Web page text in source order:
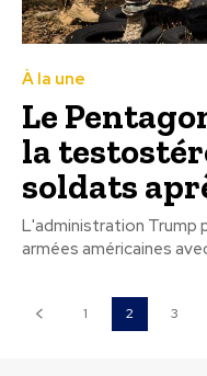
À la une
Le
la
soldats
L'administration Trump
armées américaines
1 2 3